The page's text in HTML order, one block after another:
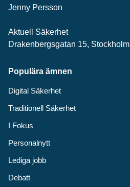
Jenny Persson
Aktuell Säkerhet
Drakenbergsgatan 15, Stockholm
Populära ämnen
Digital Säkerhet
Traditionell Säkerhet
I Fokus
Personalnytt
Lediga jobb
Debatt